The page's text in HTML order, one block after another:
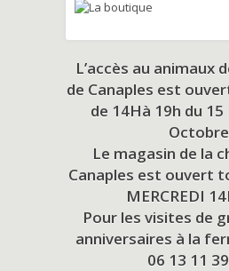
L’accès au animaux
de Canaples est
de 14Hà 19h du 15
Octobre
Le magasin de la
Canaples est ouvert
MERCREDI
Pour les visites de
anniversaires à la
06 13 11